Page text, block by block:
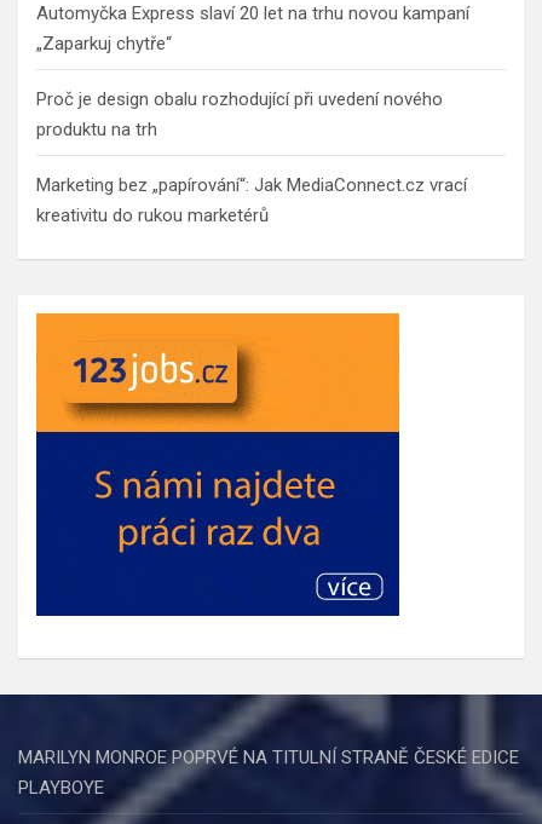
Automyčka Express slaví 20 let na trhu novou kampaní
„Zaparkuj chytře“
Proč je design obalu rozhodující při uvedení nového
produktu na trh
Marketing bez „papírování“: Jak MediaConnect.cz vrací
kreativitu do rukou marketérů
MARILYN MONROE POPRVÉ NA TITULNÍ STRANĚ ČESKÉ EDICE
PLAYBOYE